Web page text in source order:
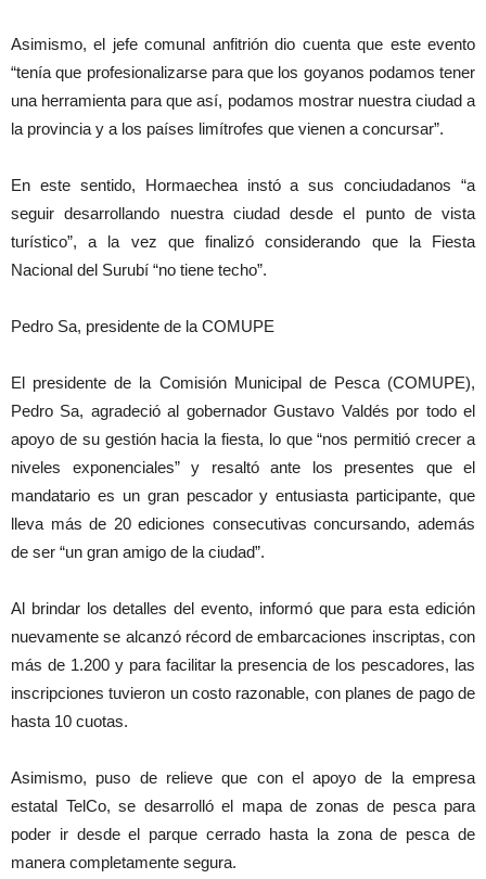
Asimismo, el jefe comunal anfitrión dio cuenta que este evento
“tenía que profesionalizarse para que los goyanos podamos tener
una herramienta para que así, podamos mostrar nuestra ciudad a
la provincia y a los países limítrofes que vienen a concursar”.
En este sentido, Hormaechea instó a sus conciudadanos “a
seguir desarrollando nuestra ciudad desde el punto de vista
turístico”, a la vez que finalizó considerando que la Fiesta
Nacional del Surubí “no tiene techo”.
Pedro Sa, presidente de la COMUPE
El presidente de la Comisión Municipal de Pesca (COMUPE),
Pedro Sa, agradeció al gobernador Gustavo Valdés por todo el
apoyo de su gestión hacia la fiesta, lo que “nos permitió crecer a
niveles exponenciales” y resaltó ante los presentes que el
mandatario es un gran pescador y entusiasta participante, que
lleva más de 20 ediciones consecutivas concursando, además
de ser “un gran amigo de la ciudad”.
Al brindar los detalles del evento, informó que para esta edición
nuevamente se alcanzó récord de embarcaciones inscriptas, con
más de 1.200 y para facilitar la presencia de los pescadores, las
inscripciones tuvieron un costo razonable, con planes de pago de
hasta 10 cuotas.
Asimismo, puso de relieve que con el apoyo de la empresa
estatal TelCo, se desarrolló el mapa de zonas de pesca para
poder ir desde el parque cerrado hasta la zona de pesca de
manera completamente segura.